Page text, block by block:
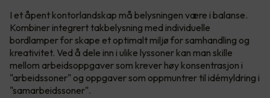
I et åpent kontorlandskap må belysningen være i balanse.
Kombiner integrert takbelysning med individuelle
bordlamper for skape et optimalt miljø for samhandling og
kreativitet. Ved å dele inn i ulike lyssoner kan man skille
mellom arbeidsoppgaver som krever høy konsentrasjon i
"arbeidssoner" og oppgaver som oppmuntrer til idémyldring i
"samarbeidssoner".